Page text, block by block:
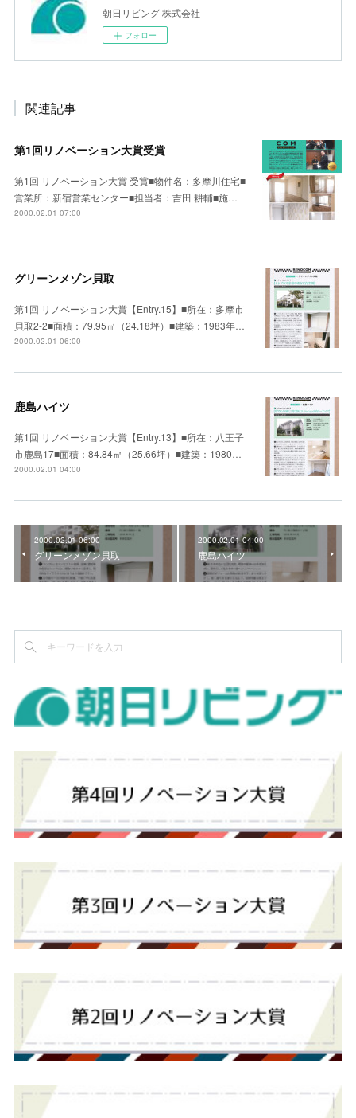
朝日リビング 株式会社
フォロー
関連記事
第1回リノベーション大賞受賞
第1回 リノベーション大賞 受賞■物件名：多摩川住宅■
営業所：新宿営業センター■担当者：吉田 耕輔■施…
2000.02.01 07:00
グリーンメゾン貝取
第1回 リノベーション大賞【Entry.15】■所在：多摩市
貝取2-2■面積：79.95㎡（24.18坪）■建築：1983年…
2000.02.01 06:00
鹿島ハイツ
第1回 リノベーション大賞【Entry.13】■所在：八王子
市鹿島17■面積：84.84㎡（25.66坪）■建築：1980…
2000.02.01 04:00
2000.02.01 06:00
グリーンメゾン貝取
2000.02.01 04:00
鹿島ハイツ